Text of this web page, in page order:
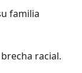
familia
racial.